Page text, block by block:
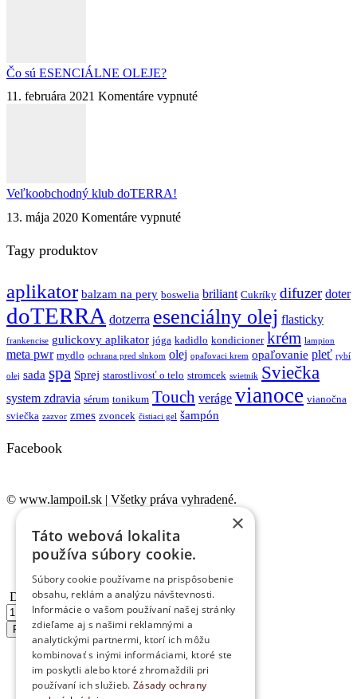
Čo sú ESENCIÁLNE OLEJE?
11. februára 2021 Komentáre vypnuténa
Veľkoobchodný klub doTERRA!
13. mája 2020 Komentáre vypnuténa
Tagy produktov
aplikator balzam na pery boswelia briliant Cukríky difuzer doter
doTERRA dotzerra esenciálny olej flasticky
frankencise gulickovy aplikator jóga kadidlo kondicioner krém lampion
meta pwr mydlo ochrana pred slnkom olej opaľovaci krem opaľovanie pleť rybí
olej sada spa Sprej starostlivosť o telo stromcek svietnik Sviečka
system zdravia sérum tonikum Touch veráge vianoce vianočna
sviečka zazvor zmes zvoncek čistiaci gel šampón
Facebook
© www.lampoil.sk | Všetky práva vyhradené.
Cookies
Obchodné podmienky
Dekoratívne sklo – Ole...
množstvo
Dekoratívne
sklo
Olejová
lampa
Pridať do košíka
×
Táto webová lokalita
používa súbory cookie.
Súbory cookie používame na prispôsobenie
obsahu, reklám a analýzu návštevnosti.
Informácie o vašom používaní našej stránky
zdieľame aj s našimi reklamnými a
analytickými partnermi, ktorí ich môžu
kombinovať s inými informáciami, ktoré ste
im poskytli alebo ktoré zhromaždili pri
používaní ich služieb. Zásady ochrany